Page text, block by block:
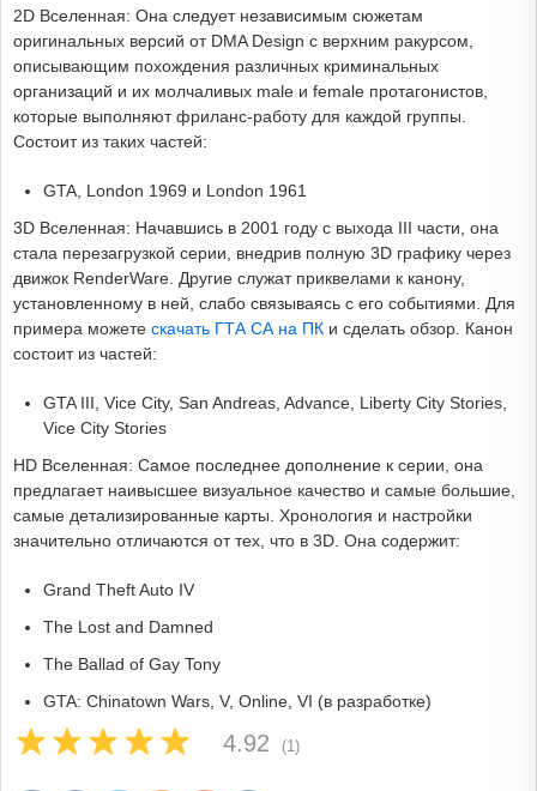
2D Вселенная: Она следует независимым сюжетам
оригинальных версий от DMA Design с верхним ракурсом,
описывающим похождения различных криминальных
организаций и их молчаливых male и female протагонистов,
которые выполняют фриланс-работу для каждой группы.
Состоит из таких частей:
GTA, London 1969 и London 1961
3D Вселенная: Начавшись в 2001 году с выхода III части, она
стала перезагрузкой серии, внедрив полную 3D графику через
движок RenderWare. Другие служат приквелами к канону,
установленному в ней, слабо связываясь с его событиями. Для
примера можете скачать ГТА СА на ПК и сделать обзор. Канон
состоит из частей:
GTA III, Vice City, San Andreas, Advance, Liberty City Stories,
Vice City Stories
HD Вселенная: Самое последнее дополнение к серии, она
предлагает наивысшее визуальное качество и самые большие,
самые детализированные карты. Хронология и настройки
значительно отличаются от тех, что в 3D. Она содержит:
Grand Theft Auto IV
The Lost and Damned
The Ballad of Gay Tony
GTA: Chinatown Wars, V, Online, VI (в разработке)
4.92 (1)